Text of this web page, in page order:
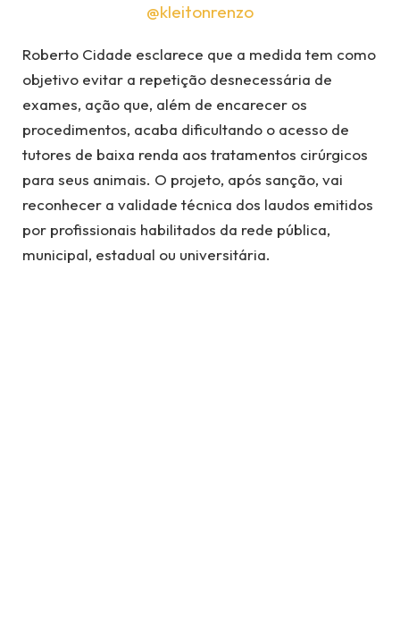
@kleitonrenzo
Roberto Cidade esclarece que a medida tem como
objetivo evitar a repetição desnecessária de
exames, ação que, além de encarecer os
procedimentos, acaba dificultando o acesso de
tutores de baixa renda aos tratamentos cirúrgicos
para seus animais. O projeto, após sanção, vai
reconhecer a validade técnica dos laudos emitidos
por profissionais habilitados da rede pública,
municipal, estadual ou universitária.